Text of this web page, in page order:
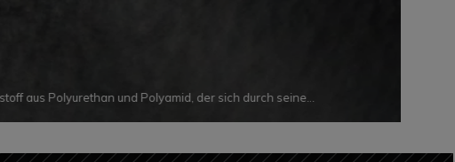
aus Polyurethan und Polyamid, der sich durch seine
Eigenschaften dieses besonderen Produkts sind seine